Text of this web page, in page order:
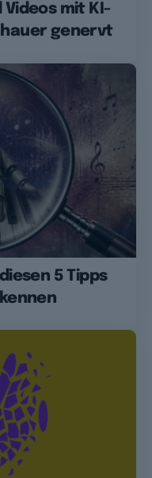
mit KI-
genervt
5 Tipps